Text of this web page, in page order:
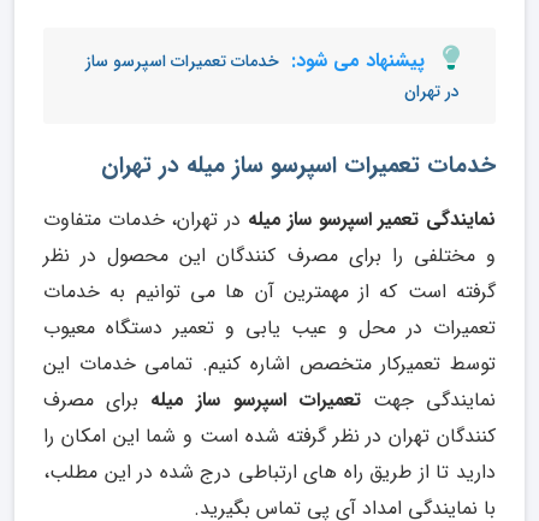
پیشنهاد می شود: خدمات تعمیرات اسپرسو ساز
در تهران
خدمات تعمیرات اسپرسو ساز میله در تهران
نمایندگی تعمیر اسپرسو ساز میله در تهران، خدمات متفاوت
و مختلفی را برای مصرف کنندگان این محصول در نظر
گرفته است که از مهمترین آن ها می توانیم به خدمات
تعمیرات در محل و عیب یابی و تعمیر دستگاه معیوب
توسط تعمیرکار متخصص اشاره کنیم. تمامی خدمات این
نمایندگی جهت تعمیرات اسپرسو ساز میله برای مصرف
کنندگان تهران در نظر گرفته شده است و شما این امکان را
دارید تا از طریق راه های ارتباطی درج شده در این مطلب،
با نمایندگی امداد آی پی تماس بگیرید.